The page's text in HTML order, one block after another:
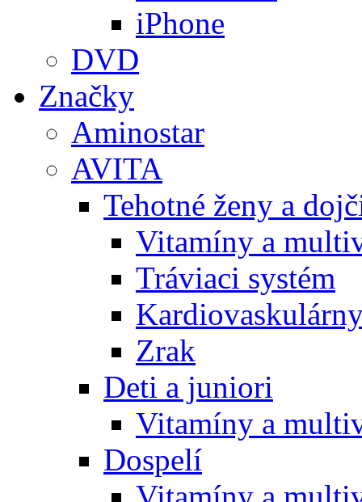
iPhone
DVD
Značky
Aminostar
AVITA
Tehotné ženy a
Vitamíny a
Tráviaci systém
Zrak
Deti a juniori
Vitamíny a
Dospelí